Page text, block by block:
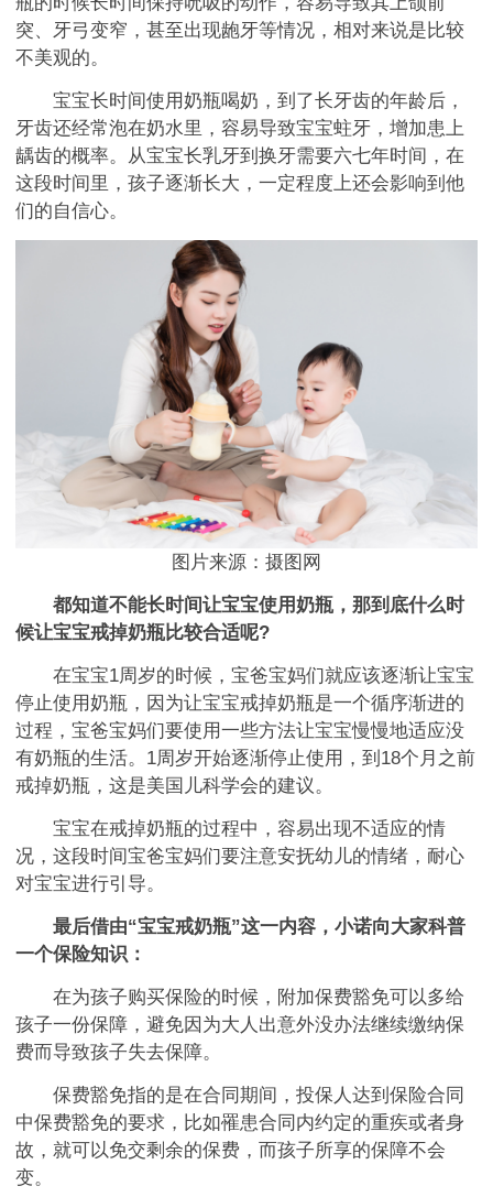
突、牙弓变窄，甚至出现龅牙等情况，相对来说是比较
不美观的。
宝宝长时间使用奶瓶喝奶，到了长牙齿的年龄后，
牙齿还经常泡在奶水里，容易导致宝宝蛀牙，增加患上
龋齿的概率。从宝宝长乳牙到换牙需要六七年时间，在
这段时间里，孩子逐渐长大，一定程度上还会影响到他
们的自信心。
图片来源：摄图网
都知道不能长时间让宝宝使用奶瓶，那到底什么时
候让宝宝戒掉奶瓶比较合适呢?
在宝宝1周岁的时候，宝爸宝妈们就应该逐渐让宝宝
停止使用奶瓶，因为让宝宝戒掉奶瓶是一个循序渐进的
过程，宝爸宝妈们要使用一些方法让宝宝慢慢地适应没
有奶瓶的生活。1周岁开始逐渐停止使用，到18个月之前
戒掉奶瓶，这是美国儿科学会的建议。
宝宝在戒掉奶瓶的过程中，容易出现不适应的情
况，这段时间宝爸宝妈们要注意安抚幼儿的情绪，耐心
对宝宝进行引导。
最后借由“宝宝戒奶瓶”这一内容，小诺向大家科普
一个保险知识：
在为孩子购买保险的时候，附加保费豁免可以多给
孩子一份保障，避免因为大人出意外没办法继续缴纳保
费而导致孩子失去保障。
保费豁免指的是在合同期间，投保人达到保险合同
中保费豁免的要求，比如罹患合同内约定的重疾或者身
故，就可以免交剩余的保费，而孩子所享的保障不会
变。